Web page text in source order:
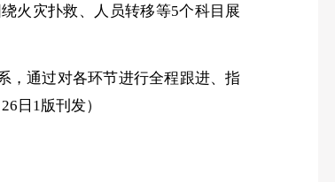
火灾扑救、人员转移等5个科目展
，通过对各环节进行全程跟进、指
日1版刊发）